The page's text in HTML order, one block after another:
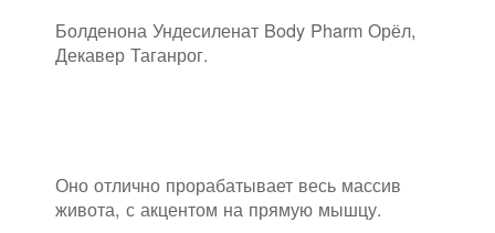
Болденона Ундесиленат Body Pharm Орёл,
Декавер Таганрог.
Оно отлично прорабатывает весь массив
живота, с акцентом на прямую мышцу.